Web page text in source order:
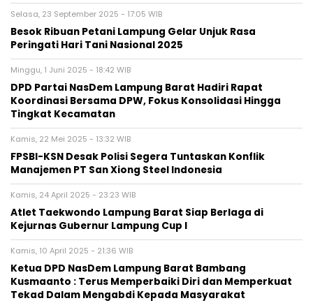
Selasa, 23 September 2025 - 17:05 WIB
Besok Ribuan Petani Lampung Gelar Unjuk Rasa
Peringati Hari Tani Nasional 2025
Minggu, 1 Juni 2025 - 18:42 WIB
DPD Partai NasDem Lampung Barat Hadiri Rapat
Koordinasi Bersama DPW, Fokus Konsolidasi Hingga
Tingkat Kecamatan
Kamis, 22 Mei 2025 - 13:32 WIB
FPSBI-KSN Desak Polisi Segera Tuntaskan Konflik
Manajemen PT San Xiong Steel Indonesia
Kamis, 24 April 2025 - 23:23 WIB
Atlet Taekwondo Lampung Barat Siap Berlaga di
Kejurnas Gubernur Lampung Cup I
Kamis, 10 April 2025 - 21:36 WIB
Ketua DPD NasDem Lampung Barat Bambang
Kusmaanto : Terus Memperbaiki Diri dan Memperkuat
Tekad Dalam Mengabdi Kepada Masyarakat